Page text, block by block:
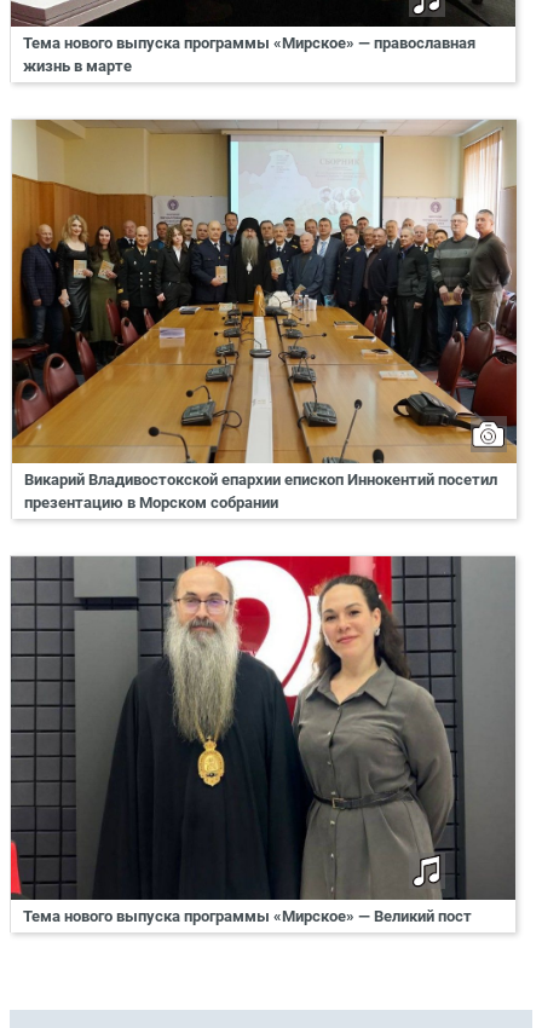
Тема нового выпуска программы «Мирское» — православная
жизнь в марте
Викарий Владивостокской епархии епископ Иннокентий посетил
презентацию в Морском собрании
Тема нового выпуска программы «Мирское» — Великий пост